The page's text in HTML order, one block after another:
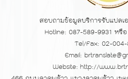
สอบถามข้อมูลบริการรับแปลเ
Hotline: 087-589-9931 หรื
Tel/Fax: 02-
Email:
Website:http://